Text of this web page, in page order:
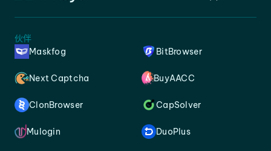
伙伴
Maskfog
BitBrowser
Next Captcha BuyAACC
ClonBrowser CapSolver
Mulogin DuoPlus